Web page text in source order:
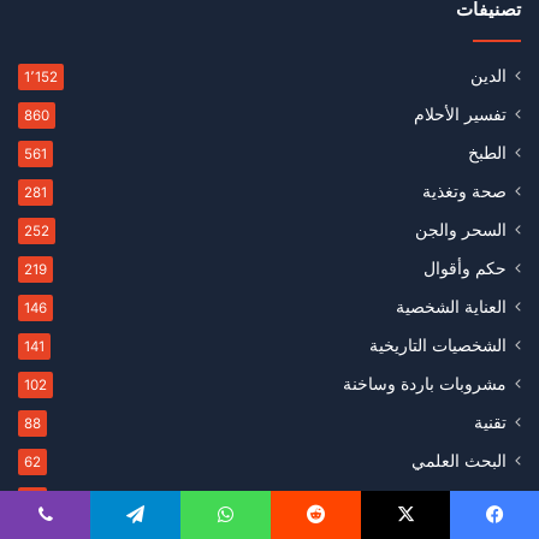
تصنيفات
الدين 1٬152
تفسير الأحلام 860
الطبخ 561
صحة وتغذية 281
السحر والجن 252
حكم وأقوال 219
العناية الشخصية 146
الشخصيات التاريخية 141
مشروبات باردة وساخنة 102
تقنية 88
البحث العلمي 62